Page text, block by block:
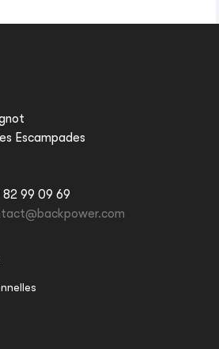
Escampades
82 99 09 69